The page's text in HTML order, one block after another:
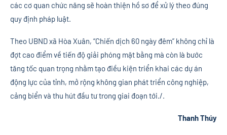
các cơ quan chức năng sẽ hoàn thiện hồ sơ để xử lý theo đúng
quy định pháp luật.
Theo UBND xã Hòa Xuân, “Chiến dịch 60 ngày đêm” không chỉ là
đợt cao điểm về tiến độ giải phóng mặt bằng mà còn là bước
tăng tốc quan trọng nhằm tạo điều kiện triển khai các dự án
động lực của tỉnh, mở rộng không gian phát triển công nghiệp,
cảng biển và thu hút đầu tư trong giai đoạn tới./.
Thanh Thúy